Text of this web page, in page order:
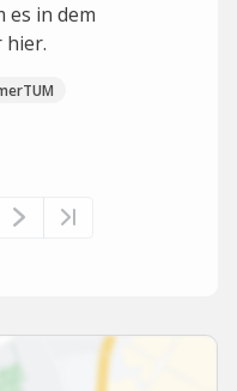
es in dem
hier.